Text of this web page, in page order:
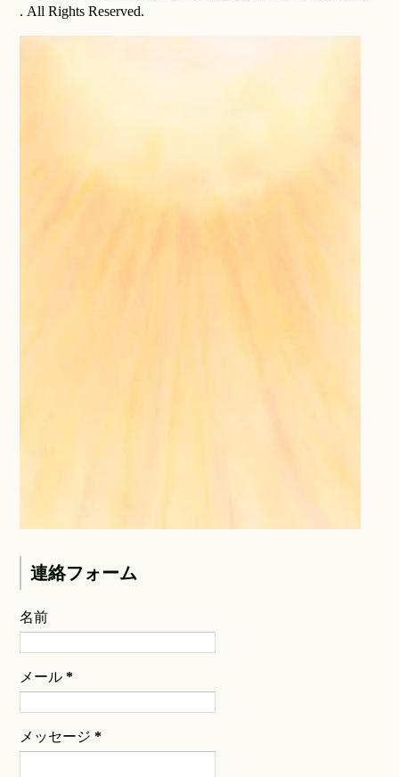
. All Rights Reserved.
連絡フォーム
名前
メール*
メッセージ*